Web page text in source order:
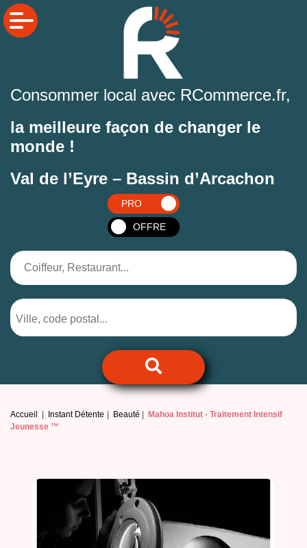
Consommer local avec RCommerce.fr,
la meilleure façon de changer le
monde !
Val de l’Eyre – Bassin d’Arcachon
PRO
OFFRE
Accueil Instant Détente Beauté Mahoa Institut -Traitement Intensif
Jeunesse ™